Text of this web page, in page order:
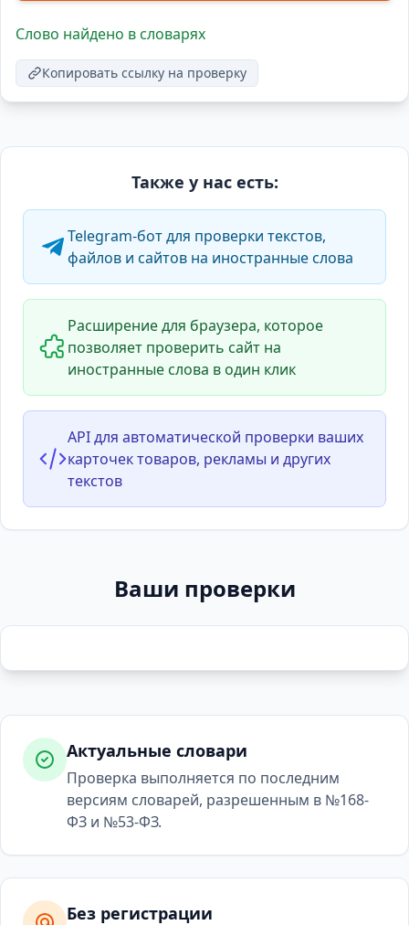
Слово найдено в словарях
Копировать ссылку на проверку
Также у нас есть:
Telegram-бот для проверки текстов,
файлов и сайтов на иностранные слова
Расширение для браузера, которое
позволяет проверить сайт на
иностранные слова в один клик
API для автоматической проверки ваших
карточек товаров, рекламы и других
текстов
Ваши проверки
Актуальные словари
Проверка выполняется по последним
версиям словарей, разрешенным в №168-
ФЗ и №53-ФЗ.
Без регистрации